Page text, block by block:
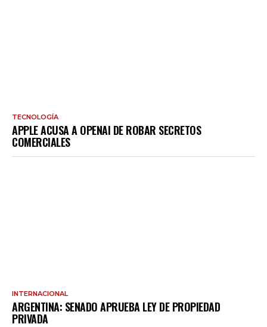
TECNOLOGÍA
APPLE ACUSA A OPENAI DE ROBAR SECRETOS
COMERCIALES
INTERNACIONAL
ARGENTINA: SENADO APRUEBA LEY DE PROPIEDAD
PRIVADA